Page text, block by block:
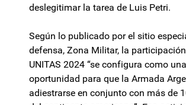
deslegitimar la tarea de Luis Petri.
Según lo publicado por el sitio
defensa, Zona Militar, la
UNITAS 2024 “se configura como
oportunidad para que la Armada
adiestrarse en conjunto con más de